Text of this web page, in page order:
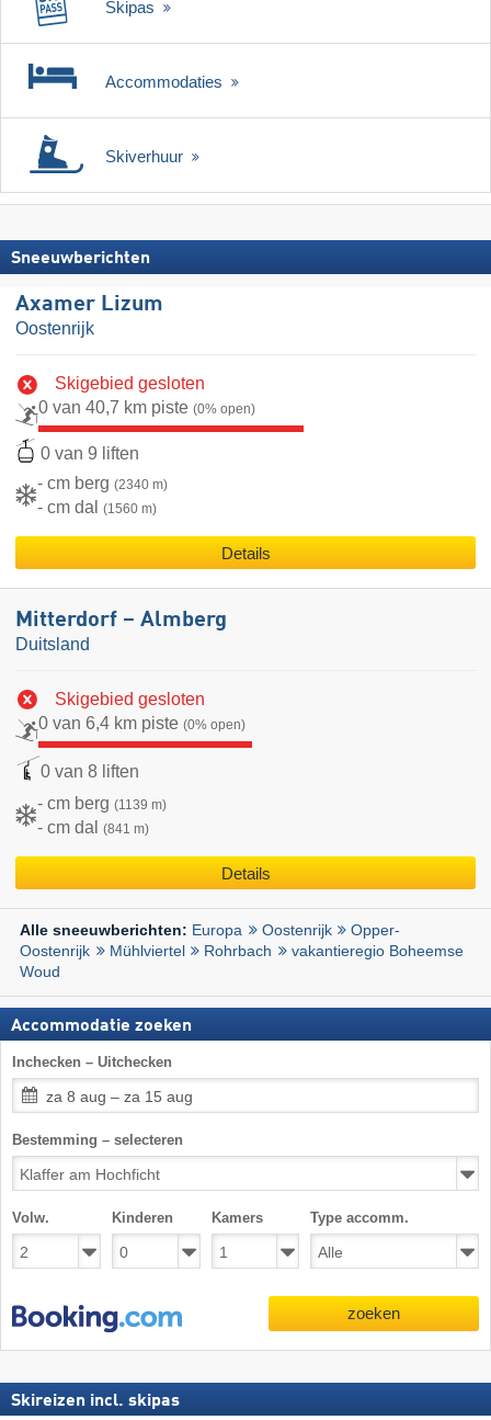
Skipas
Accommodaties
Skiverhuur
Sneeuwberichten
Axamer Lizum
Oostenrijk
Skigebied gesloten
0 van 40,7 km piste (0% open)
0 van 9 liften
- cm berg (2340 m)
- cm dal (1560 m)
Details
Mitterdorf – Almberg
Duitsland
Skigebied gesloten
0 van 6,4 km piste (0% open)
0 van 8 liften
- cm berg (1139 m)
- cm dal (841 m)
Details
Alle sneeuwberichten: Europa Oostenrijk
Opper-
Oostenrijk
Mühlviertel Rohrbach
vakantieregio Boheemse
Woud
Accommodatie zoeken
Inchecken – Uitchecken
za 8 aug – za 15 aug
Bestemming – selecteren
Volw. Kinderen Kamers Type accomm.
zoeken
Skireizen incl. skipas